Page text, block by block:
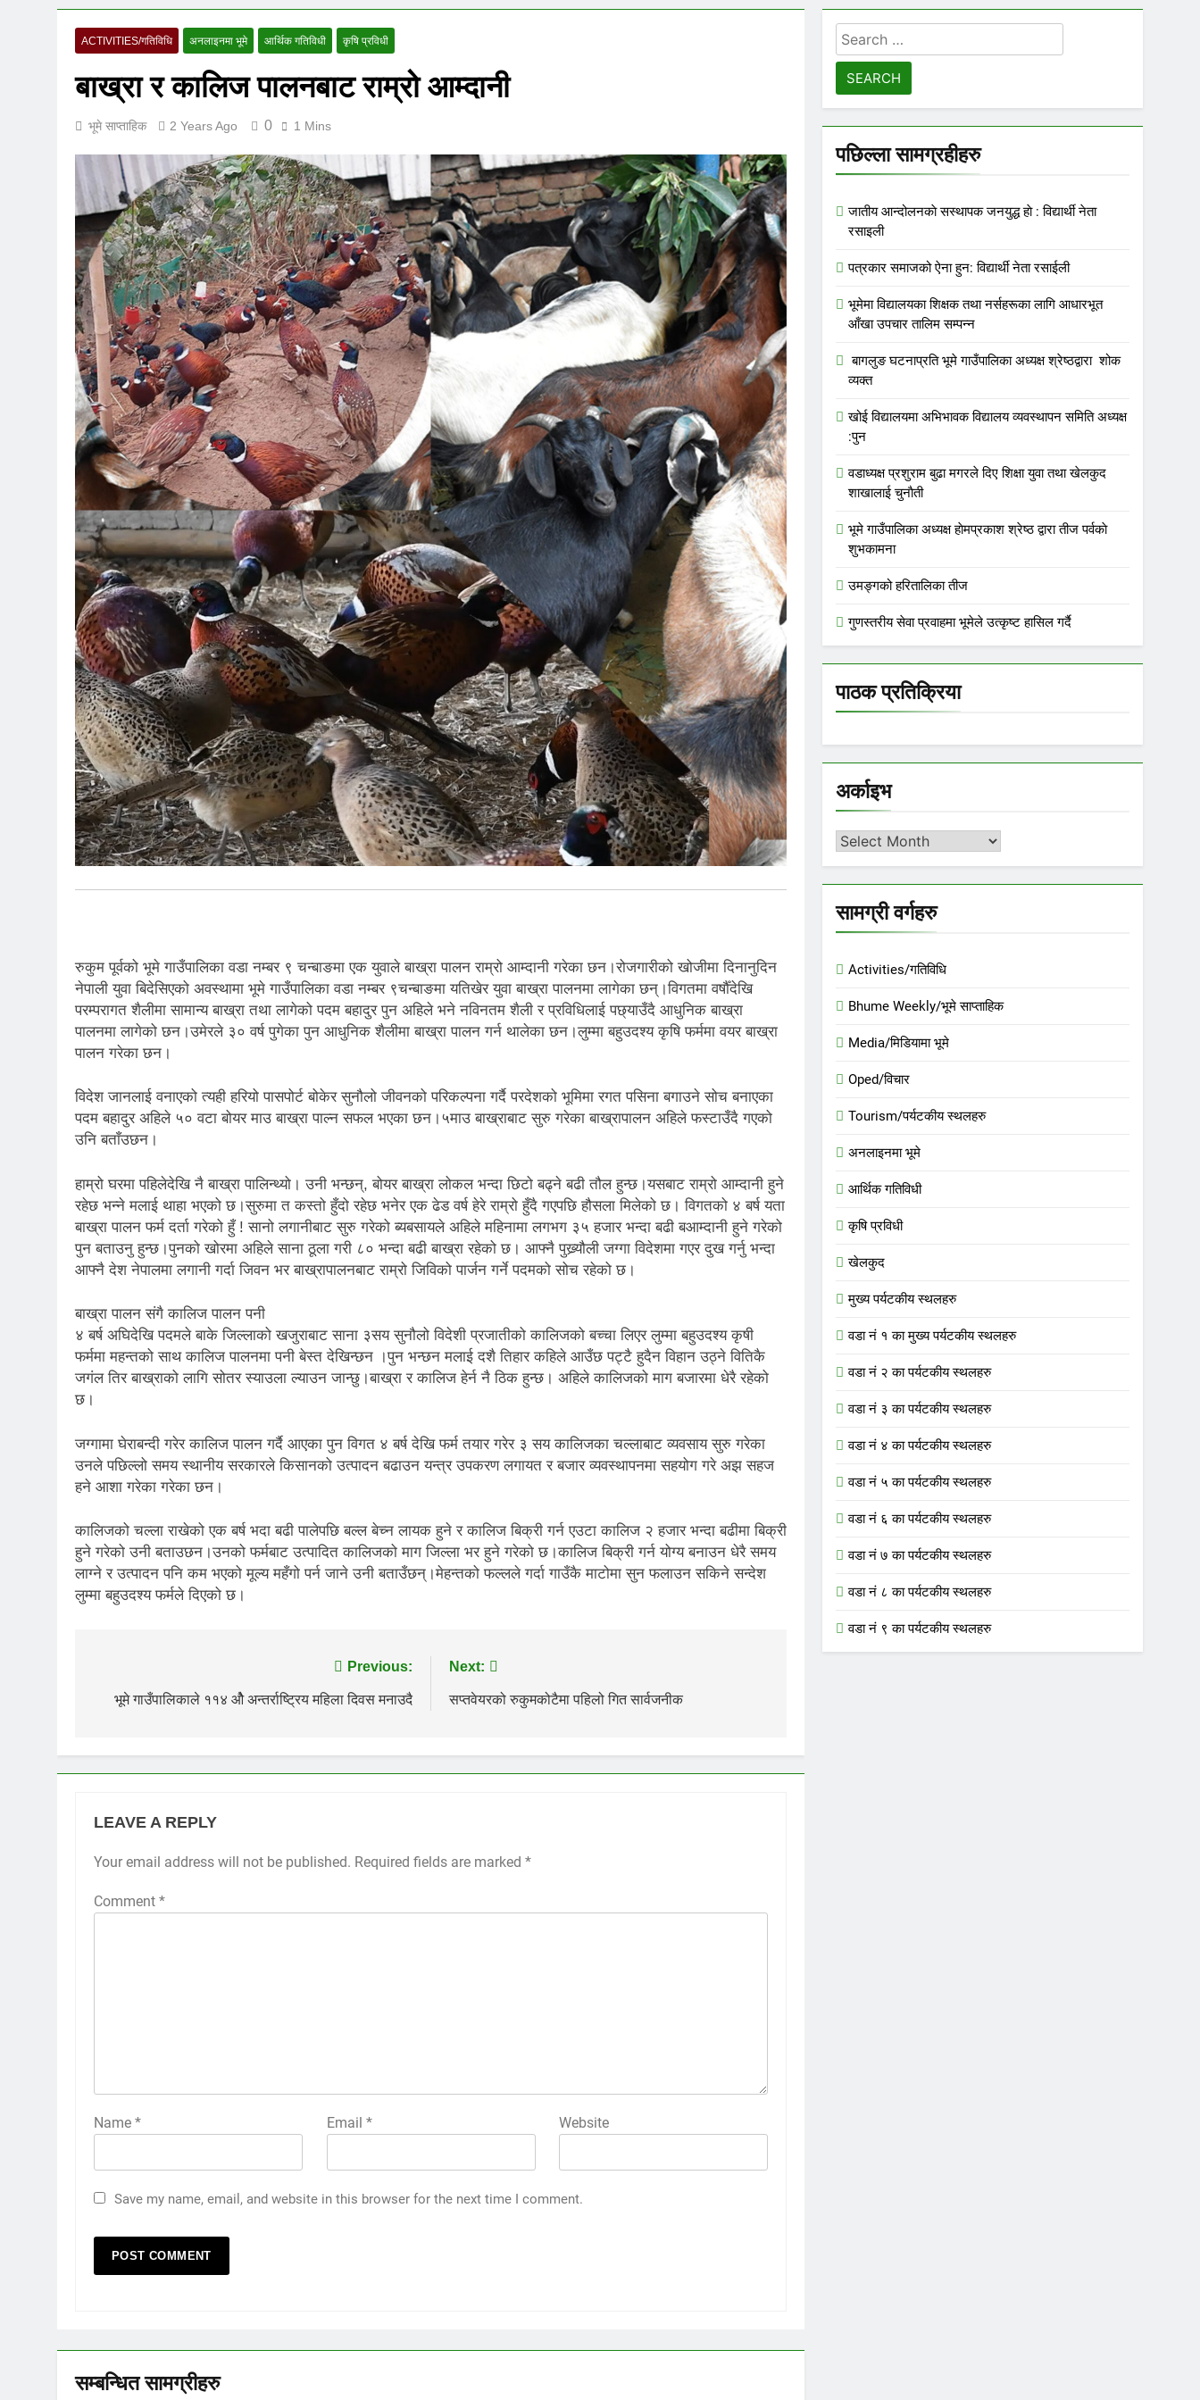
ACTIVITIES/गतिविधि अनलाइनमा भूमे आर्थिक गतिविधी कृषि प्रविधी
बाख्रा र कालिज पालनबाट राम्रो आम्दानी
भूमे साप्ताहिक 2 Years Ago 0 1 Mins
रुकुम पूर्वको भूमे गाउँपालिका वडा नम्बर ९ चन्बाङमा एक युवाले बाख्रा पालन राम्रो आम्दानी गरेका छन।रोजगारीको खोजीमा दिनानुदिन
नेपाली युवा बिदेसिएको अवस्थामा भूमे गाउँपालिका वडा नम्बर ९चन्बाङमा यतिखेर युवा बाख्रा पालनमा लागेका छन्।विगतमा वर्षौँदेखि
परम्परागत शैलीमा सामान्य बाख्रा तथा लागेको पदम बहादुर पुन अहिले भने नविनतम शैली र प्रविधिलाई पछ्याउँदै आधुनिक बाख्रा
पालनमा लागेको छन।उमेरले ३० वर्ष पुगेका पुन आधुनिक शैलीमा बाख्रा पालन गर्न थालेका छन।लुम्मा बहुउदश्य कृषि फर्ममा वयर बाख्रा
पालन गरेका छन।
विदेश जानलाई वनाएको त्यही हरियो पासपोर्ट बोकेर सुनौलो जीवनको परिकल्पना गर्दै परदेशको भूमिमा रगत पसिना बगाउने सोच बनाएका
पदम बहादुर अहिले ५० वटा बोयर माउ बाख्रा पाल्न सफल भएका छन।५माउ बाख्राबाट सुरु गरेका बाख्रापालन अहिले फस्टाउँदै गएको
उनि बताँउछन।
हाम्रो घरमा पहिलेदेखि नै बाख्रा पालिन्थ्यो। उनी भन्छन्, बोयर बाख्रा लोकल भन्दा छिटो बढ्ने बढी तौल हुन्छ।यसबाट राम्रो आम्दानी हुने
रहेछ भन्ने मलाई थाहा भएको छ।सुरुमा त कस्तो हुँदो रहेछ भनेर एक ढेड वर्ष हेरे राम्रो हुँदै गएपछि हौसला मिलेको छ। विगतको ४ बर्ष यता
बाख्रा पालन फर्म दर्ता गरेको हुँ ! सानो लगानीबाट सुरु गरेको ब्यबसायले अहिले महिनामा लगभग ३५ हजार भन्दा बढी बआम्दानी हुने गरेको
पुन बताउनु हुन्छ।पुनको खोरमा अहिले साना ठूला गरी ८० भन्दा बढी बाख्रा रहेको छ। आफ्नै पुख्र्यौली जग्गा विदेशमा गएर दुख गर्नु भन्दा
आफ्नै देश नेपालमा लगानी गर्दा जिवन भर बाख्रापालनबाट राम्रो जिविको पार्जन गर्ने पदमको सोच रहेको छ।
बाख्रा पालन संगै कालिज पालन पनी
४ बर्ष अघिदेखि पदमले बाके जिल्लाको खजुराबाट साना ३सय सुनौलो विदेशी प्रजातीको कालिजको बच्चा लिएर लुम्मा बहुउदश्य कृषी
फर्ममा महन्तको साथ कालिज पालनमा पनी बेस्त देखिन्छन ।पुन भन्छन मलाई दशै तिहार कहिले आउँछ पट्टै हुदैन विहान उठ्ने वितिकै
जगंल तिर बाख्राको लागि सोतर स्याउला ल्याउन जान्छु।बाख्रा र कालिज हेर्न नै ठिक हुन्छ। अहिले कालिजको माग बजारमा धेरै रहेको
छ।
जग्गामा घेराबन्दी गरेर कालिज पालन गर्दै आएका पुन विगत ४ बर्ष देखि फर्म तयार गरेर ३ सय कालिजका चल्लाबाट व्यवसाय सुरु गरेका
उनले पछिल्लो समय स्थानीय सरकारले किसानको उत्पादन बढाउन यन्त्र उपकरण लगायत र बजार व्यवस्थापनमा सहयोग गरे अझ सहज
हने आशा गरेका गरेका छन।
कालिजको चल्ला राखेको एक बर्ष भदा बढी पालेपछि बल्ल बेच्न लायक हुने र कालिज बिक्री गर्न एउटा कालिज २ हजार भन्दा बढीमा बिक्री
हुने गरेको उनी बताउछन।उनको फर्मबाट उत्पादित कालिजको माग जिल्ला भर हुने गरेको छ।कालिज बिक्री गर्न योग्य बनाउन धेरै समय
लाग्ने र उत्पादन पनि कम भएको मूल्य महँगो पर्न जाने उनी बताउँछन्।मेहन्तको फल्लले गर्दा गाउँकै माटोमा सुन फलाउन सकिने सन्देश
लुम्मा बहुउदश्य फर्मले दिएको छ।
navigation
Previous:
भूमे गाउँपालिकाले ११४ ओै अन्तर्राष्ट्रिय महिला दिवस मनाउदै
Next:
सप्तवेयरको रुकुमकोटैमा पहिलो गित सार्वजनीक
LEAVE A REPLY
Your email address will not be published. Required fields are marked *
Comment *
Name * Email * Website
Save my name, email, and website in this browser for the next time I comment.
सम्बन्धित सामग्रीहरु
Search
for:
पछिल्ला सामग्रहीहरु
जातीय आन्दोलनकाे सस्थापक जनयुद्ध हाे : विद्यार्थी नेता
रसाइली
पत्रकार समाजको ऐना हुन: विद्यार्थी नेता रसाईली
भूमेमा विद्यालयका शिक्षक तथा नर्सहरूका लागि आधारभूत
आँखा उपचार तालिम सम्पन्न
बागलुङ घटनाप्रति भूमे गाउँपालिका अध्यक्ष श्रेष्ठद्वारा शोक
व्यक्त
खोई विद्यालयमा अभिभावक विद्यालय व्यवस्थापन समिति अध्यक्ष
:पुन
वडाध्यक्ष प्रशुराम बुढा मगरले दिए शिक्षा युवा तथा खेलकुद
शाखालाई चुनाैती
भूमे गाउँपालिका अध्यक्ष हाेमप्रकाश श्रेष्ठ द्वारा तीज पर्वकाे
शुभकामना
उमङ्गको हरितालिका तीज
गुणस्तरीय सेवा प्रवाहमा भूमेले उत्कृष्ट हासिल गर्दै
पाठक प्रतिक्रिया
अर्काइभ
अर्काइभ
सामग्री वर्गहरु
Activities/गतिविधि
Bhume Weekly/भूमे साप्ताहिक
Media/मिडियामा भूमे
Oped/विचार
Tourism/पर्यटकीय स्थलहरु
अनलाइनमा भूमे
आर्थिक गतिविधी
कृषि प्रविधी
खेलकुद
मुख्य पर्यटकीय स्थलहरु
वडा नं १ का मुख्य पर्यटकीय स्थलहरु
वडा नं २ का पर्यटकीय स्थलहरु
वडा नं ३ का पर्यटकीय स्थलहरु
वडा नं ४ का पर्यटकीय स्थलहरु
वडा नं ५ का पर्यटकीय स्थलहरु
वडा नं ६ का पर्यटकीय स्थलहरु
वडा नं ७ का पर्यटकीय स्थलहरु
वडा नं ८ का पर्यटकीय स्थलहरु
वडा नं ९ का पर्यटकीय स्थलहरु